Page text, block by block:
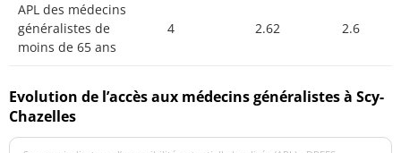
APL des médecins
généralistes de
moins de 65 ans
4 2.62 2.6
Evolution de l’accès aux médecins généralistes à Scy-
Chazelles